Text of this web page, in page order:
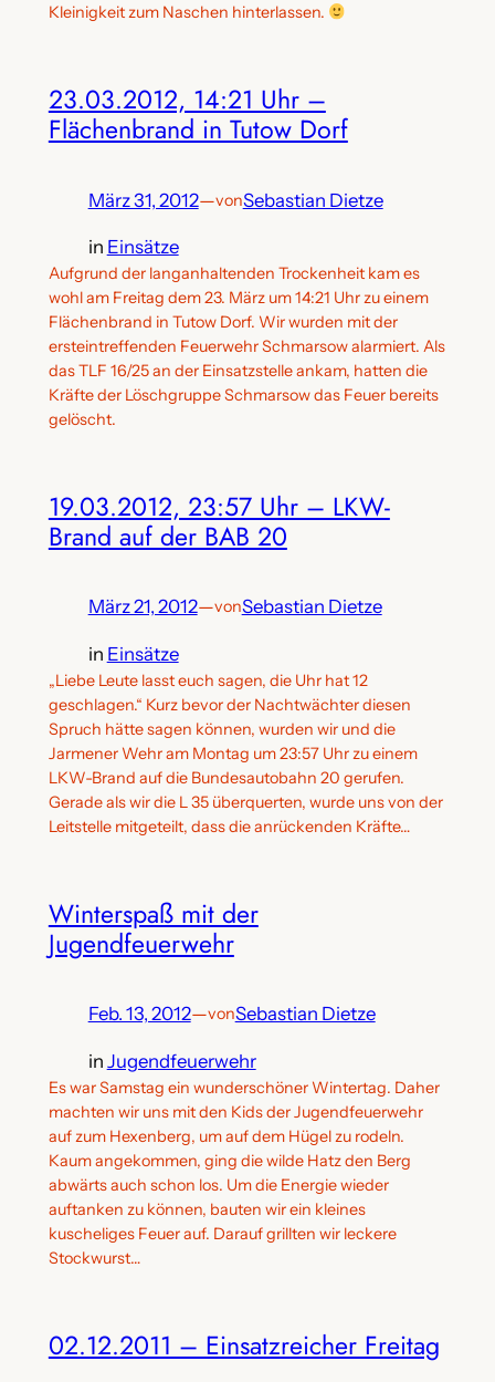
Kleinigkeit zum Naschen hinterlassen.
23.03.2012, 14:21 Uhr –
Flächenbrand in Tutow Dorf
März 31, 2012—vonSebastian Dietze
in Einsätze
Aufgrund der langanhaltenden Trockenheit kam es
wohl am Freitag dem 23. März um 14:21 Uhr zu einem
Flächenbrand in Tutow Dorf. Wir wurden mit der
ersteintreffenden Feuerwehr Schmarsow alarmiert. Als
das TLF 16/25 an der Einsatzstelle ankam, hatten die
Kräfte der Löschgruppe Schmarsow das Feuer bereits
gelöscht.
19.03.2012, 23:57 Uhr – LKW-
Brand auf der BAB 20
März 21, 2012—vonSebastian Dietze
in Einsätze
„Liebe Leute lasst euch sagen, die Uhr hat 12
geschlagen.“ Kurz bevor der Nachtwächter diesen
Spruch hätte sagen können, wurden wir und die
Jarmener Wehr am Montag um 23:57 Uhr zu einem
LKW-Brand auf die Bundesautobahn 20 gerufen.
Gerade als wir die L 35 überquerten, wurde uns von der
Leitstelle mitgeteilt, dass die anrückenden Kräfte…
Winterspaß mit der
Jugendfeuerwehr
Feb. 13, 2012—vonSebastian Dietze
in Jugendfeuerwehr
Es war Samstag ein wunderschöner Wintertag. Daher
machten wir uns mit den Kids der Jugendfeuerwehr
auf zum Hexenberg, um auf dem Hügel zu rodeln.
Kaum angekommen, ging die wilde Hatz den Berg
abwärts auch schon los. Um die Energie wieder
auftanken zu können, bauten wir ein kleines
kuscheliges Feuer auf. Darauf grillten wir leckere
Stockwurst…
02.12.2011 – Einsatzreicher Freitag